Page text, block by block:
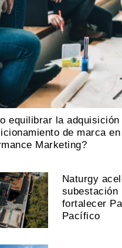
equilibrar la
de marca en
Marketing?
Naturgy
subestación
fortalecer
Pacífico